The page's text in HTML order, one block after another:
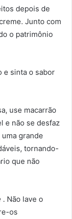
depois de
Junto com
o patrimônio
e sinta o sabor
use macarrão
e não se desfaz
grande
tornando-
que não
. Não lave o
os